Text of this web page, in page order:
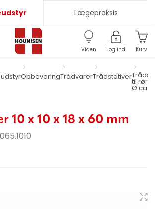
Lægepraksis
Viden Log ind Kurv
OpbevaringTrådvarerTrådstativer
til rør
Ø ca.
10 x 10 x 18 x 60 mm